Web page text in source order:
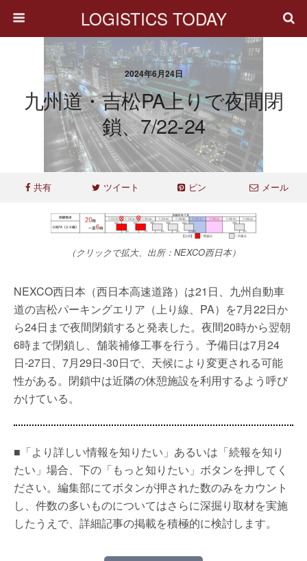
LOGISTICS TODAY
2024年6月24日
九州道・吉松PA上りで夜間閉
鎖、7/22-24
共有 ツイート ピン メール
（クリックで拡大、出所：NEXCO西日本）
NEXCO西日本（西日本高速道路）は21日、九州自動車
道の吉松パーキングエリア（上り線、PA）を7月22日か
ら24日まで夜間閉鎖すると発表した。夜間20時から翌朝
6時まで閉鎖し、舗装補修工事を行う。予備日は7月24
日-27日、7月29日-30日で、天候により変更される可能
性がある。閉鎖中は近隣の休憩施設を利用するよう呼び
かけている。
■「より詳しい情報を知りたい」あるいは「続報を知り
たい」場合、下の「もっと知りたい」ボタンを押してく
ださい。編集部にてボタンが押された数のみをカウント
し、件数の多いものについてはさらに深掘り取材を実施
したうえで、詳細記事の掲載を積極的に検討します。